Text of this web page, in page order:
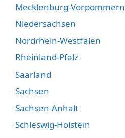
Mecklenburg-Vorpommern
Niedersachsen
Nordrhein-Westfalen
Rheinland-Pfalz
Saarland
Sachsen
Sachsen-Anhalt
Schleswig-Holstein